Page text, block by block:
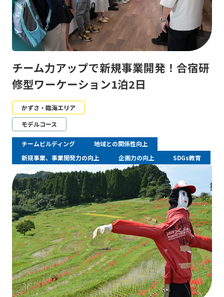
チーム力アップで新規事業開発！合宿研
修型ワーケーション1泊2日
かずさ・臨海エリア
モデルコース
チームビルディング
地域との関係性向上
新規事業、事業開発力の向上
企画力の向上 SDGs教育